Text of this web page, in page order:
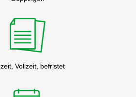
Vollzeit, befristet